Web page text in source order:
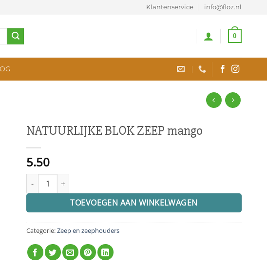
Klantenservice info@floz.nl
0
NATUURLIJKE BLOK ZEEP mango
5.50
NATUURLIJKE BLOK ZEEP mango aantal
TOEVOEGEN AAN WINKELWAGEN
Categorie:Zeep en zeephouders